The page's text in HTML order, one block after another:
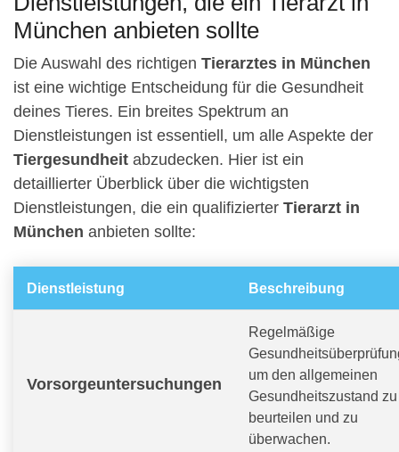
München anbieten sollte
Die Auswahl des richtigen Tierarztes in München
ist eine wichtige Entscheidung für die Gesundheit
deines Tieres. Ein breites Spektrum an
Dienstleistungen ist essentiell, um alle Aspekte der
Tiergesundheit abzudecken. Hier ist ein
detaillierter Überblick über die wichtigsten
Dienstleistungen, die ein qualifizierter Tierarzt in
München anbieten sollte:
Dienstleistung Beschreibung
Vorsorgeuntersuchungen
Regelmäßige
um den allgemeinen
Gesundheitszustand zu
beurteilen und zu
überwachen.